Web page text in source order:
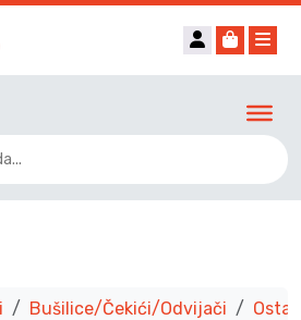
Account
Cart
Bušilice/Čekići/Odvijači